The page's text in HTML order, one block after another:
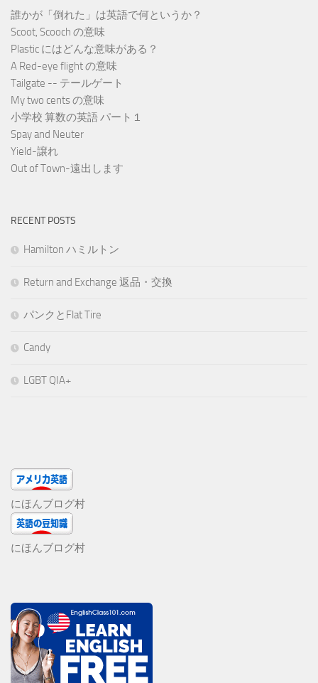
誰かが「倒れた」は英語で何というか？
Scoot, Scooch の意味
Plastic にはどんな意味がある？
A Red-eye flight の意味
Tailgate -- テールゲート
My two cents の意味
小学校 算数の英語 パート１
Spay and Neuter
Yield-譲れ
Out of Town-遠出します
RECENT POSTS
Hamilton ハミルトン
Return and Exchange 返品・交換
パンクとFlat Tire
Candy
LGBT QIA+
にほんブログ村
にほんブログ村